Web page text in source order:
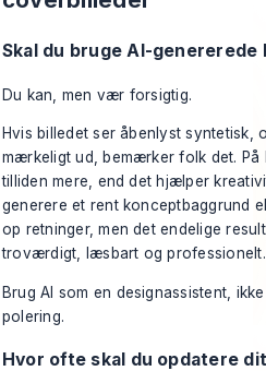
Skal du bruge AI-genererede
Du kan, men vær forsigtig.
Hvis billedet ser åbenlyst syntetisk,
mærkeligt ud, bemærker folk det. På
tilliden mere, end det hjælper
generere et rent konceptbaggrund
op retninger, men det endelige
troværdigt, læsbart og professionelt.
Brug AI som en designassistent,
polering.
Hvor ofte skal du opdatere